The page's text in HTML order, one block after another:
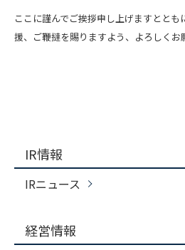
ここに謹んでご挨拶申し上げますとと
援、ご鞭撻を賜りますよう、よろしくお
IR情報
IRニュース
経営情報